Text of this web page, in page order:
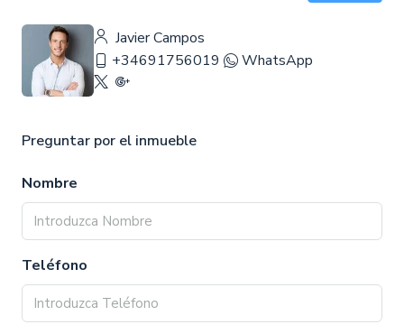
Javier Campos
+34691756019
WhatsApp
Preguntar por el inmueble
Nombre
Teléfono